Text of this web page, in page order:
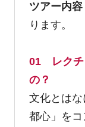
ツアー内容
ります。
01 レクチ
の？
文化とは
都心」を